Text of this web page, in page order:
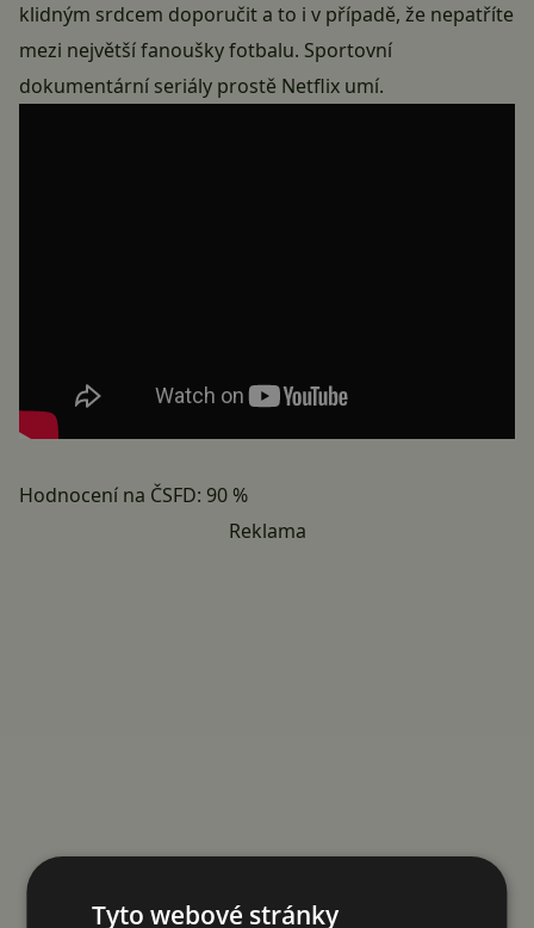
klidným srdcem doporučit a to i v případě, že nepatříte
mezi největší fanoušky fotbalu. Sportovní
dokumentární seriály prostě Netflix umí.
Hodnocení na ČSFD: 90 %
Reklama
Tyto webové stránky